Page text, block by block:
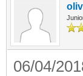
06/04/